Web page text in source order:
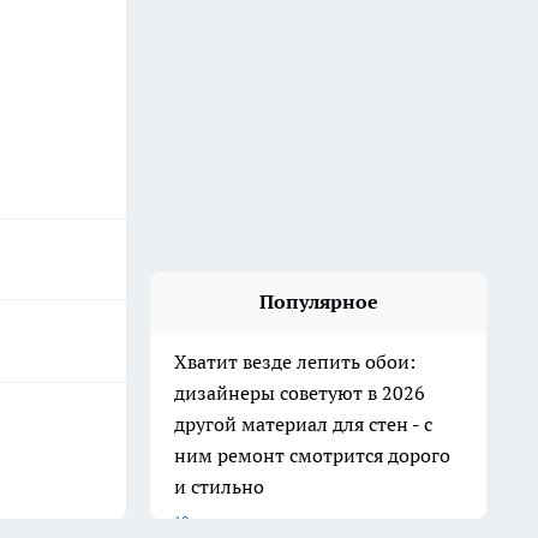
Популярное
Хватит везде лепить обои:
дизайнеры советуют в 2026
другой материал для стен - с
ним ремонт смотрится дорого
и стильно
10 июля